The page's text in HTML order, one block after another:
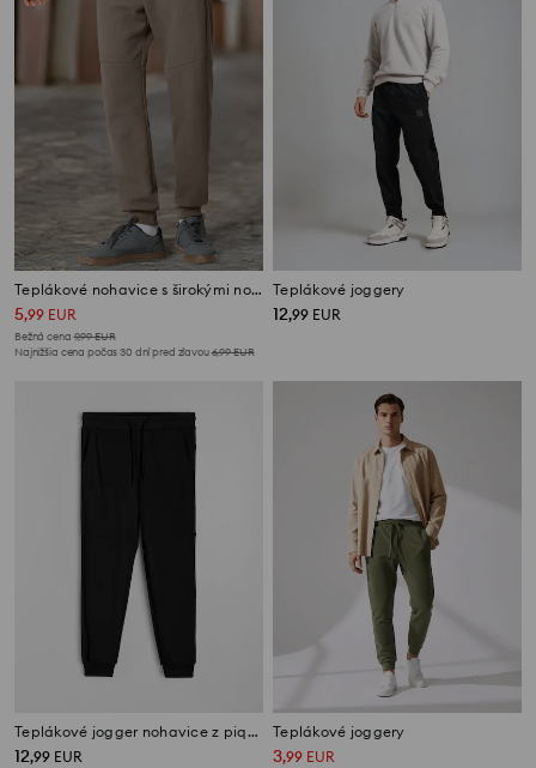
Teplákové nohavice s širokými nohavicami
5,99 EUR
Bežná cena 9,99EUR
Najnižšia cena počas 30 dní pred zľavou6,99EUR
Teplákové joggery
12,99 EUR
Teplákové jogger nohavice z piqué tkaniny
12,99 EUR
Teplákové joggery
3,99 EUR